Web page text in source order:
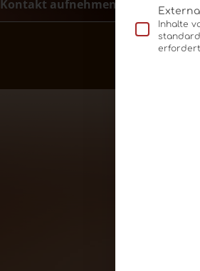
Kontakt aufnehmen
Inhalte
erfordert